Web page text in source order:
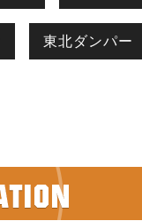
東北ダンパー